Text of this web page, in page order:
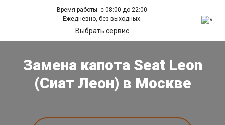
Время работы: с 08:00 до 22:00
Ежедневно, без выходных.
Выбрать сервис
Замена капота Seat Leon
(Сиат Леон) в Москве